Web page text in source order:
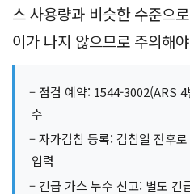
스 사용량과 비슷한 수준으
이가 나지 않으므로 주의해
– 점검 예약: 1544-3002(ARS
수
– 자가검침 등록: 검침일 전후
입력
– 긴급 가스 누수 신고: 별도 긴